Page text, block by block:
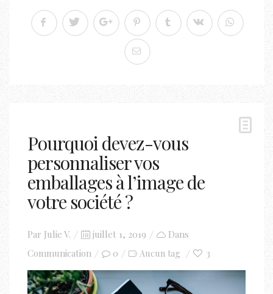
Pourquoi devez-vous
personnaliser vos
emballages à l’image de
votre société ?
Par Julie V.
Posted
on
juillet 1, 2019
Dans
Communication
0 Aucun tag 3